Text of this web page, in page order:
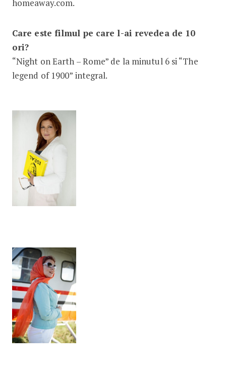
homeaway.com.
Care este filmul pe care l-ai revedea de 10
ori?
“Night on Earth – Rome” de la minutul 6 si “The
legend of 1900” integral.